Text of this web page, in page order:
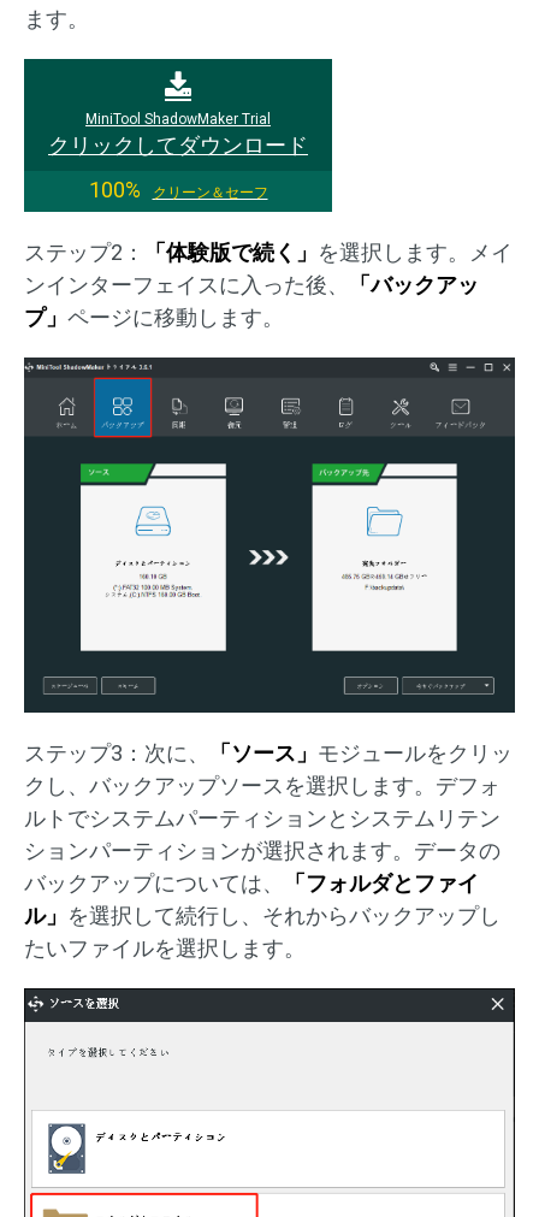
ます。
MiniTool ShadowMaker Trial
クリックしてダウンロード
100%
クリーン＆セーフ
ステップ2： 「体験版で続く」 を選択します。メイ
ンインターフェイスに入った後、
「バックアッ
プ」 ページに移動します。
ステップ3：次に、 「ソース」 モジュールをクリッ
クし、バックアップソースを選択します。デフォ
ルトでシステムパーティションとシステムリテン
ションパーティションが選択されます。データの
バックアップについては、
「フォルダとファイ
ル」 を選択して続行し、それからバックアップし
たいファイルを選択します。